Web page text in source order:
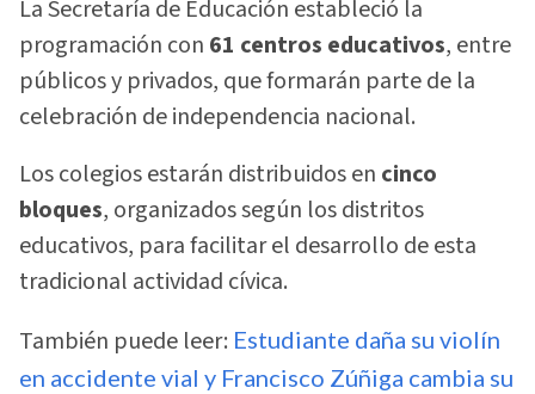
La Secretaría de Educación estableció la
programación con 61 centros educativos, entre
públicos y privados, que formarán parte de la
celebración de independencia nacional.
Los colegios estarán distribuidos en cinco
bloques, organizados según los distritos
educativos, para facilitar el desarrollo de esta
tradicional actividad cívica.
También puede leer: Estudiante daña su violín
en accidente vial y Francisco Zúñiga cambia su